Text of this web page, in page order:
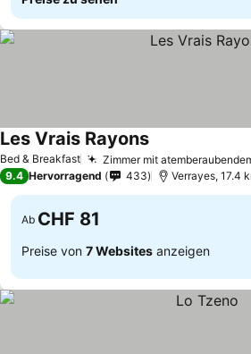
Bed & Breakfast Zimmer mit
Les Vrais Rayons
9.4 Hervorragend 433 Verrayes, 17.4
Ab CHF 81
Preise von 7 Websites anzeigen